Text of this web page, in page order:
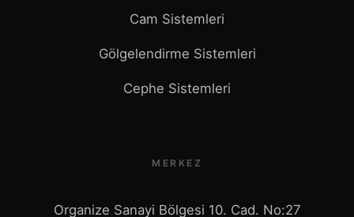
Cam Sistemleri
Gölgelendirme Sistemleri
Cephe Sistemleri
MERKEZ
Organize Sanayi Bölgesi 10. Cad. No:27